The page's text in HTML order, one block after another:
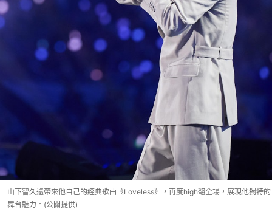
山下智久還帶來他自己的經典歌曲《Loveless》，再度high翻全場，展現他獨特的
舞台魅力。(公關提供)